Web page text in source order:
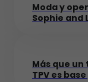
Moda y
Sophie and
Más que
TPV es